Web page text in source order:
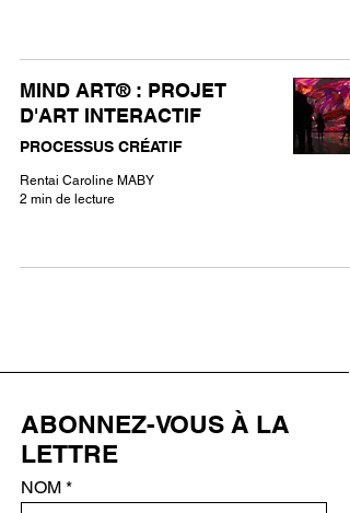
MIND ART® : PROJET
D'ART INTERACTIF
PROCESSUS CRÉATIF
Rentai Caroline MABY
2 min de lecture
ABONNEZ-VOUS À LA
LETTRE
NOM